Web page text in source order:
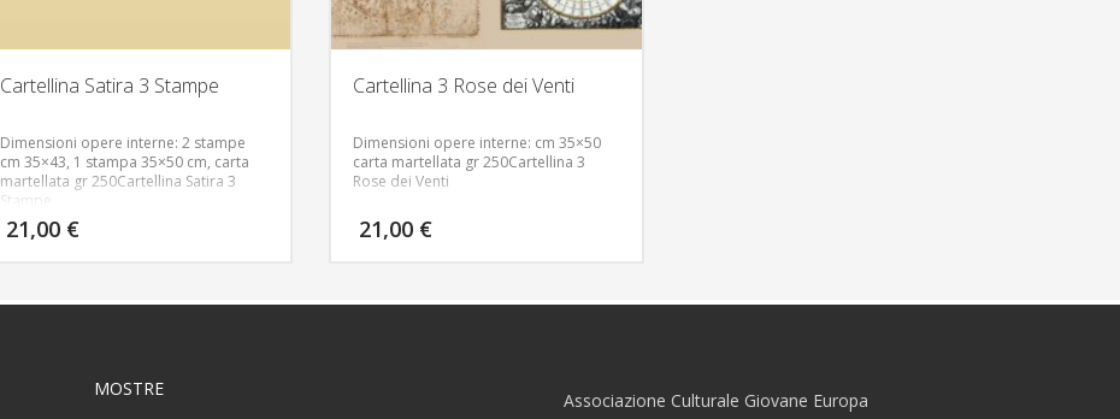
Cartellina Satira 3 Stampe
Dimensioni opere interne: 2 stampe
cm 35×43, 1 stampa 35×50 cm, carta
martellata gr 250Cartellina Satira 3
Stampe
21,00 €
Cartellina 3 Rose dei Venti
Dimensioni opere interne: cm 35×50
carta martellata gr 250Cartellina 3
Rose dei Venti
21,00 €
MOSTRE
Associazione Culturale Giovane Europa